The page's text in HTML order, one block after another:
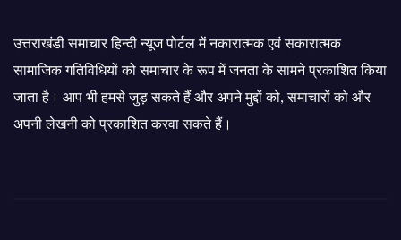
उत्तराखंडी समाचार हिन्दी न्यूज पोर्टल में नकारात्मक एवं सकारात्मक
सामाजिक गतिविधियों को समाचार के रूप में जनता के सामने प्रकाशित किया
जाता है। आप भी हमसे जुड़ सकते हैं और अपने मुद्दों को, समाचारों को और
अपनी लेखनी को प्रकाशित करवा सकते हैं।